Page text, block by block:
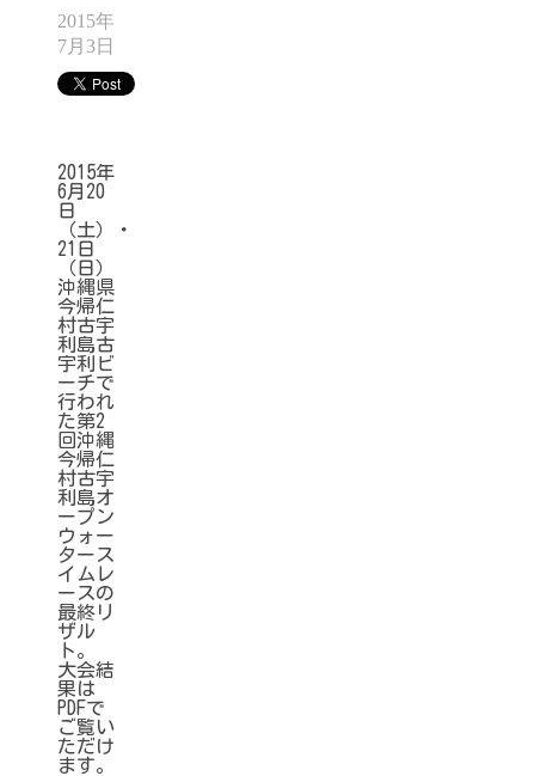
2015年
7月3日
2015年
6月20
日
（土）・
21日
（日）
沖縄県
今帰仁
村古宇
利島古
宇利ビ
ーチで
行われ
た第2
回沖縄
今帰仁
村古宇
利島オ
ープン
ウォー
タース
イムレ
ースの
最終リ
ザル
ト。
大会結
果は
PDFで
ご覧い
ただけ
ます。